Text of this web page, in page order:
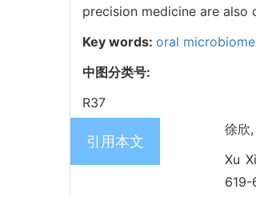
precision medicine are also
Key words: oral
中图分类号:
R37
引用本文
徐欣
Xu
619-